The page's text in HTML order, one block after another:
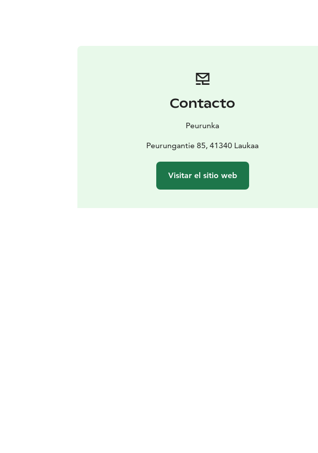
Contacto
Peurunka
Peurungantie 85, 41340 Laukaa
Visitar el sitio web